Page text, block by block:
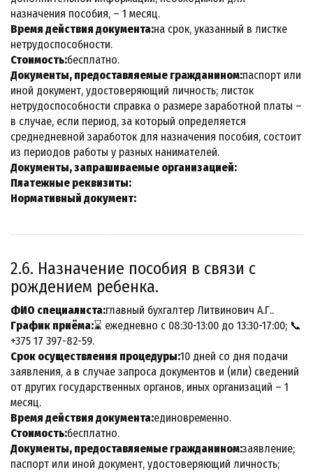
назначения пособия, – 1 месяц.
Время действия документа:на срок, указанный в листке
нетрудоспособности.
Стоимость:бесплатно.
Документы, предоставляемые гражданином:паспорт или
иной документ, удостоверяющий личность; листок
нетрудоспособности справка о размере заработной платы –
в случае, если период, за который определяется
среднедневной заработок для назначения пособия, состоит
из периодов работы у разных нанимателей.
Документы, запрашиваемые организацией:
Платежные реквизиты:
Нормативный документ:
2.6. Назначение пособия в связи с
рождением ребенка.
ФИО специалиста:главный бухгалтер Литвинович А.Г..
График приёма:⌛ ежедневно с 08:30-13:00 до 13:30-17:00; 📞
+375 17 397-82-59.
Срок осуществления процедуры:10 дней со дня подачи
заявления, а в случае запроса документов и (или) сведений
от других государственных органов, иных организаций – 1
месяц.
Время действия документа:единовременно.
Стоимость:бесплатно.
Документы, предоставляемые гражданином:заявление;
паспорт или иной документ, удостоверяющий личность;